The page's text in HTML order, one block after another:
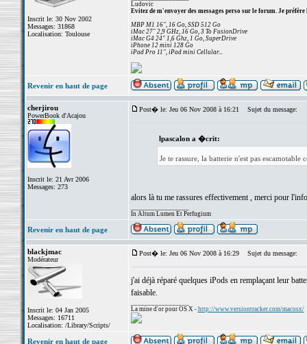
Inscrit le: 30 Nov 2002
Messages: 31868
Localisation: Toulouse
Ludovic
Evitez de m'envoyer des messages perso sur le forum. Je préfère
MBP M1 16", 16 Go, SSD 512 Go
iMac 27" 2,9 GHz, 16 Go, 3 To FusionDrive
iMac G4 24" 1,6 Ghz, 1 Go, SuperDrive
iPhone 12 mini 128 Go
iPad Pro 11", iPad mini Cellular...
Revenir en haut de page
cherjirou
PowerBook d'Acajou
Inscrit le: 21 Avr 2006
Messages: 273
Post� le: Jeu 06 Nov 2008 à 16:21 Sujet du message:
lpascalon a �crit:
Je te rassure, la batterie n'est pas
alors là tu me rassures effectivement , merci pour
In Altum Lumen Et Perfugium
Revenir en haut de page
blackjmac
Modérateur
Inscrit le: 04 Jan 2005
Messages: 16711
Localisation: /Library/Scripts/
Post� le: Jeu 06 Nov 2008 à 16:29 Sujet du message:
j'ai déjà réparé quelques iPods en remplaçant leur
faisable.
La mine d'or pour OS X - http://www.versiontracker.com/macosx/
Revenir en haut de page